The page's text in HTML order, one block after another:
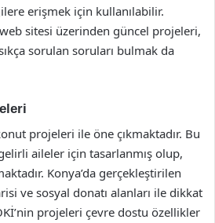
erişmek için kullanılabilir.
sitesi üzerinden güncel projeleri,
sorulan soruları bulmak da
projeleri ile öne çıkmaktadır. Bu
aileler için tasarlanmış olup,
Konya’da gerçekleştirilen
ve sosyal donatı alanları ile dikkat
projeleri çevre dostu özellikler